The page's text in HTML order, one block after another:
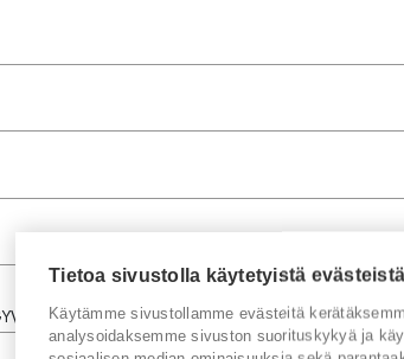
Tietoa sivustolla käytetyistä evästeistä
Käytämme sivustollamme evästeitä
analysoidaksemme sivuston suorituskykyä ja